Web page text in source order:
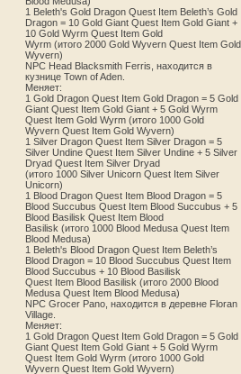
1 Beleth's Gold Dragon Quest Item Beleth’s Gold
Dragon = 10 Gold Giant Quest Item Gold Giant +
10 Gold Wyrm Quest Item Gold
Wyrm (итого 2000 Gold Wyvern Quest Item Gold
Wyvern)
NPC Head Blacksmith Ferris, находится в
кузнице Town of Aden.
Меняет:
1 Gold Dragon Quest Item Gold Dragon = 5 Gold
Giant Quest Item Gold Giant + 5 Gold Wyrm
Quest Item Gold Wyrm (итого 1000 Gold
Wyvern Quest Item Gold Wyvern)
1 Silver Dragon Quest Item Silver Dragon = 5
Silver Undine Quest Item Silver Undine + 5 Silver
Dryad Quest Item Silver Dryad
(итого 1000 Silver Unicorn Quest Item Silver
Unicorn)
1 Blood Dragon Quest Item Blood Dragon = 5
Blood Succubus Quest Item Blood Succubus + 5
Blood Basilisk Quest Item Blood
Basilisk (итого 1000 Blood Medusa Quest Item
Blood Medusa)
1 Beleth's Blood Dragon Quest Item Beleth’s
Blood Dragon = 10 Blood Succubus Quest Item
Blood Succubus + 10 Blood Basilisk
Quest Item Blood Basilisk (итого 2000 Blood
Medusa Quest Item Blood Medusa)
NPC Grocer Pano, находится в деревне Floran
Village.
Меняет:
1 Gold Dragon Quest Item Gold Dragon = 5 Gold
Giant Quest Item Gold Giant + 5 Gold Wyrm
Quest Item Gold Wyrm (итого 1000 Gold
Wyvern Quest Item Gold Wyvern)